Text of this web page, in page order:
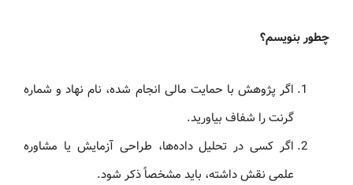
چطور بنویسم؟
اگر پژوهش با حمایت مالی انجام شده، نام نهاد و شماره
گرنت را شفاف بیاورید.
اگر کسی در تحلیل داده‌ها، طراحی آزمایش یا مشاوره
علمی نقش داشته، باید مشخصاً ذکر شود.